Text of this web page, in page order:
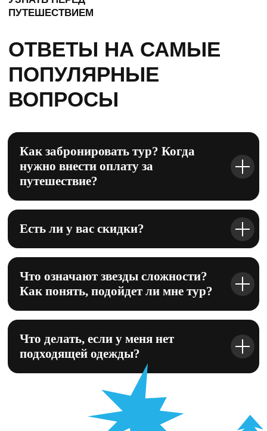
Как забронировать тур? Когда
нужно внести оплату за
путешествие?
Есть ли у вас скидки?
Что означают звезды сложности?
Как понять, подойдет ли мне тур?
Что делать, если у меня нет
подходящей одежды?
СВЯЗАТЬСЯ С НАМИ
TELEGRAM
VKONTAKTE
Политика конфиденциальности
© All Rights Reserved
YOUTUBE
ТРЕНИРОВОЧНЫЕ ТУРЫ INSTAGRAM
*является продуктом компании Meta, признана
экстремистской организацией, деятельность которой
запрещена на территории РФ.